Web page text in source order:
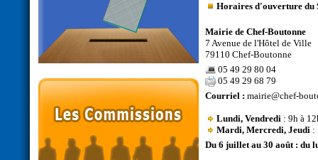
Horaires d'ouverture du
Mairie de Chef-Boutonne
7 Avenue de l'Hôtel de Ville
79110 Chef-Boutonne
05 49 29 80 04
05 49 29 68 79
Courriel : mairie@chef-
Lundi, Vendredi : 9h à
Mardi, Mercredi, Jeudi :
Du 6 juillet au 30 août : du